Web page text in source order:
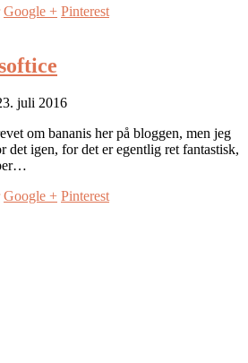
Google + Pinterest
juli 2016
om bananis her på bloggen, men jeg
det igen, for det er egentlig ret fantastisk,
Google + Pinterest